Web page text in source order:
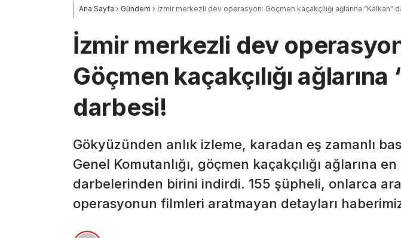
Ana Sayfa › Gündem › İzmir merkezli dev operasyon: Göçmen kaçakçılığı ağlarına “Kalkan”
İzmir merkezli dev
Göçmen kaçakçılığı ağlarına
darbesi!
Gökyüzünden anlık izleme, karadan eş zamanlı
Genel Komutanlığı, göçmen kaçakçılığı ağlarına en
darbelerinden birini indirdi. 155 şüpheli, onlarca
operasyonun filmleri aratmayan detayları